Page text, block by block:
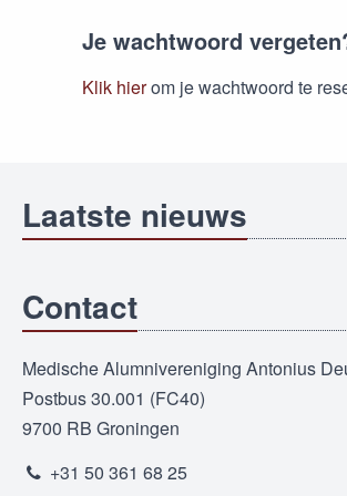
Je wachtwoord
Klik hierom je wachtwoord te
Laatste nieuws
Contact
Medische Alumnivereniging Antonius
Postbus 30.001 (FC40)
9700 RB Groningen
+31 50 361 68 25